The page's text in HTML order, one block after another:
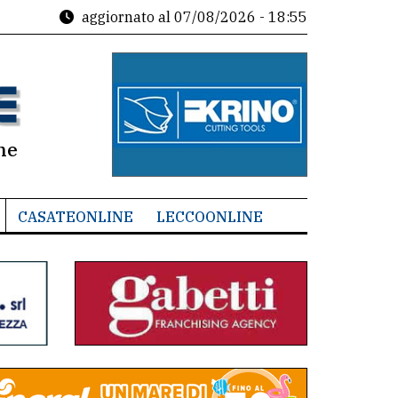
aggiornato al 07/08/2026 - 18:55
CASATEONLINE LECCOONLINE